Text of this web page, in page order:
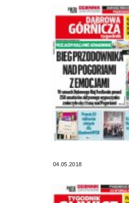
04.05.2018